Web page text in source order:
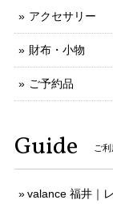
アクセサリー
財布・小物
ご予約品
Guide ご
valance 福井｜